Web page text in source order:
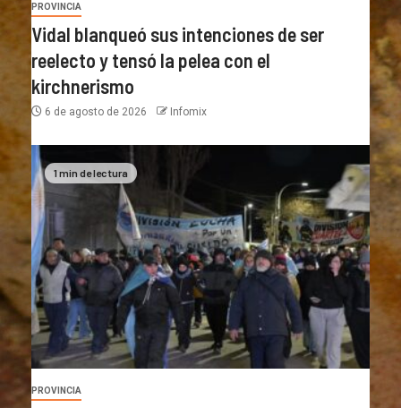
PROVINCIA
Vidal blanqueó sus intenciones de ser
reelecto y tensó la pelea con el
kirchnerismo
6 de agosto de 2026 Infomix
1 min de lectura
PROVINCIA